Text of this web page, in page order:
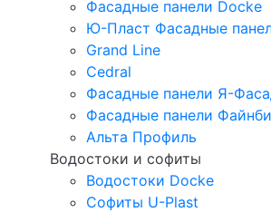
Фасадные панели Docke
Ю-Пласт Фасадные
Grand Line
Cedral
Фасадные панели Я-
Фасадные панели
Альта Профиль
Водостоки и софиты
Водостоки Docke
Софиты U-Plast